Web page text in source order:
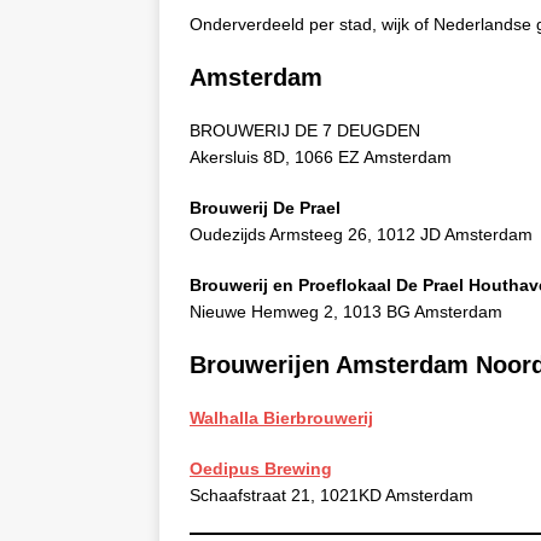
Onderverdeeld per stad, wijk of Nederlandse
Amsterdam
BROUWERIJ DE 7 DEUGDEN
Akersluis 8D, 1066 EZ Amsterdam
Brouwerij De Prael
Oudezijds Armsteeg 26, 1012 JD Amsterdam
Brouwerij en Proeflokaal De Prael
Nieuwe Hemweg 2, 1013 BG Amsterdam
Brouwerijen Amsterdam
Walhalla Bierbrouwerij
Oedipus Brewing
Schaafstraat 21, 1021KD Amsterdam